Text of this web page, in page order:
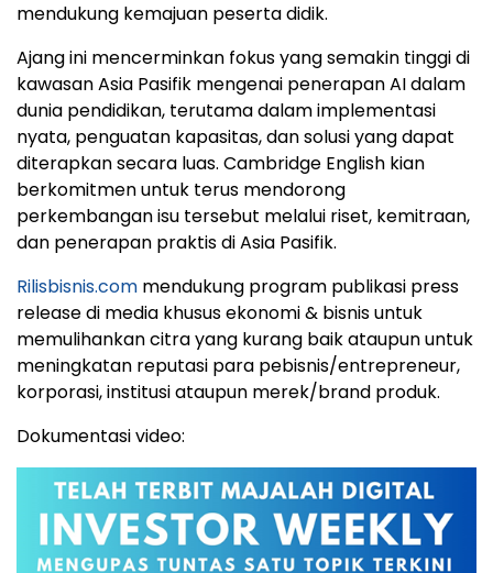
mendukung kemajuan peserta didik.
Ajang ini mencerminkan fokus yang semakin tinggi di
kawasan Asia Pasifik mengenai penerapan AI dalam
dunia pendidikan, terutama dalam implementasi
nyata, penguatan kapasitas, dan solusi yang dapat
diterapkan secara luas. Cambridge English kian
berkomitmen untuk terus mendorong
perkembangan isu tersebut melalui riset, kemitraan,
dan penerapan praktis di Asia Pasifik.
Rilisbisnis.com mendukung program publikasi press
release di media khusus ekonomi & bisnis untuk
memulihankan citra yang kurang baik ataupun untuk
meningkatan reputasi para pebisnis/entrepreneur,
korporasi, institusi ataupun merek/brand produk.
Dokumentasi video: